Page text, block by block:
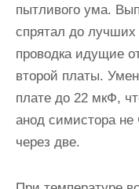
пытливого ума.
спрятал до лучших
проводка идущие
второй платы.
плате до 22 мкФ,
анод симистора не
через две.